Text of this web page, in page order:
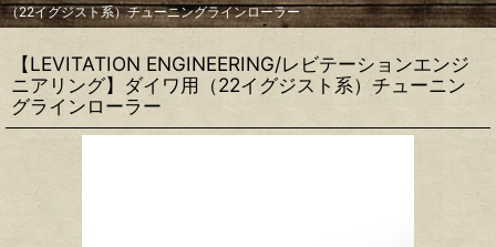
（22イグジスト系）チューニングラインローラー
【LEVITATION ENGINEERING/レビテーションエンジ
ニアリング】ダイワ用（22イグジスト系）チューニン
グラインローラー